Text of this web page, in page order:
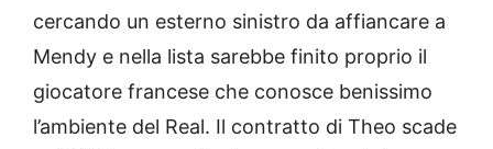
cercando un esterno sinistro da affiancare a
Mendy e nella lista sarebbe finito proprio il
giocatore francese che conosce benissimo
l’ambiente del Real. Il contratto di Theo scade